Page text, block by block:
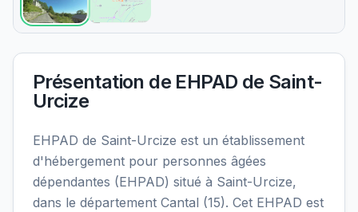
Présentation de EHPAD de Saint-
Urcize
EHPAD de Saint-Urcize est un établissement
d'hébergement pour personnes âgées
dépendantes (EHPAD) situé à Saint-Urcize,
dans le département Cantal (15). Cet EHPAD est